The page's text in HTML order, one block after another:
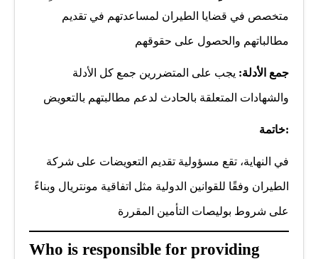
متخصص في قضايا الطيران لمساعدتهم في تقديم
مطالباتهم والحصول على حقوقهم
جمع الأدلة: يجب على المتضررين جمع كل الأدلة
والشهادات المتعلقة بالحادث لدعم مطالبتهم بالتعويض
:خاتمة
في النهاية، تقع مسؤولية تقديم التعويضات على شركة
الطيران وفقًا للقوانين الدولية مثل اتفاقية مونتريال وبناءً
على شروط بوليصات التأمين المقررة
Who is responsible for providing